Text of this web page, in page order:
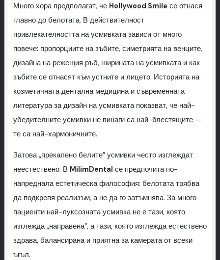
Много хора предполагат, че Hollywood Smile се отнася
главно до белотата. В действителност
привлекателността на усмивката зависи от много
повече: пропорциите на зъбите, симетрията на венците,
дизайна на режещия ръб, ширината на усмивката и как
зъбите се отнасят към устните и лицето. Историята на
козметичната дентална медицина и съвременната
литература за дизайн на усмивката показват, че най-
убедителните усмивки не винаги са най-блестящите —
те са най-хармоничните.
Затова „прекалено белите” усмивки често изглеждат
неестествено. В MilimDental се предпочита по-
напреднала естетическа философия: белотата трябва
да подкрепя реализъм, а не да го затъмнява. За много
пациенти най-луксозната усмивка не е тази, която
изглежда „направена“, а тази, която изглежда естествено
здрава, балансирана и приятна за камерата от всеки
ъгъл.